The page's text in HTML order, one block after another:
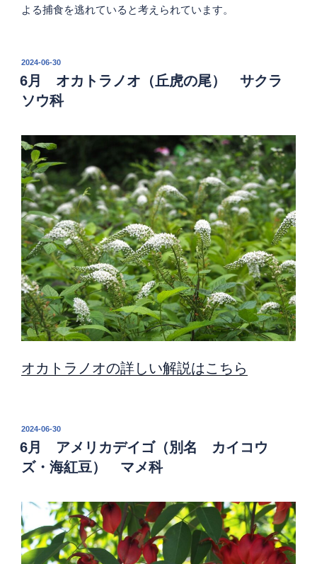
よる捕食を逃れていると考えられています。
投
稿
日:
2024-06-30
6月 オカトラノオ（丘虎の尾） サクラ
ソウ科
オカトラノオの詳しい解説はこちら
投
稿
日:
2024-06-30
6月 アメリカデイゴ（別名 カイコウ
ズ・海紅豆） マメ科